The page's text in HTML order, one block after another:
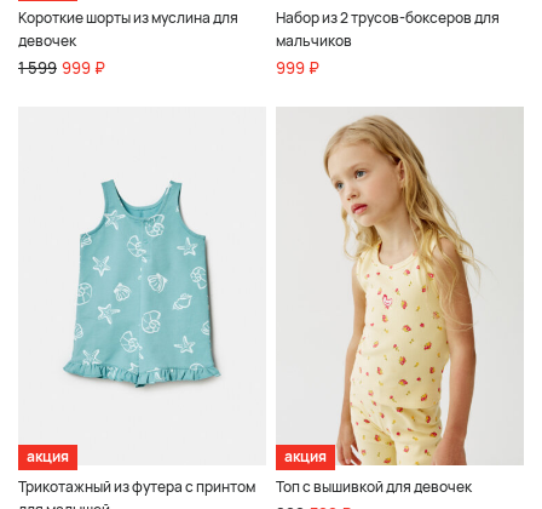
Короткие шорты из муслина для
девочек
1 599 999 ₽
Набор из 2 трусов-боксеров для
мальчиков
999 ₽
акция
Трикотажный из футера с принтом
акция
Топ с вышивкой для девочек